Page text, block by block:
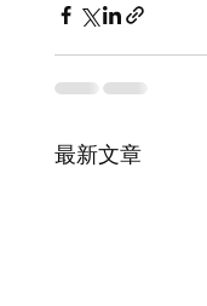
最新文章